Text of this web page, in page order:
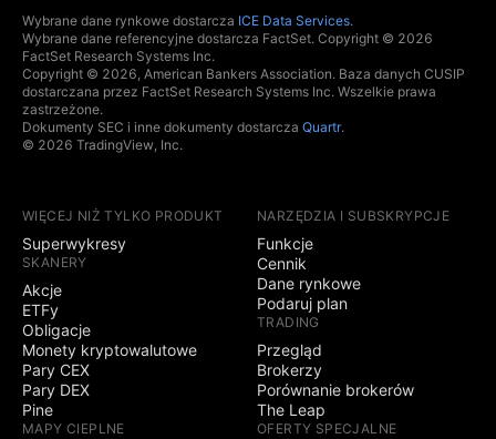
Wybrane dane rynkowe dostarcza ICE Data Services.
Wybrane dane referencyjne dostarcza FactSet. Copyright © 2026
FactSet Research Systems Inc.
Copyright © 2026, American Bankers Association. Baza danych CUSIP
dostarczana przez FactSet Research Systems Inc. Wszelkie prawa
zastrzeżone.
Dokumenty SEC i inne dokumenty dostarcza Quartr.
© 2026 TradingView, Inc.
WIĘCEJ NIŻ TYLKO PRODUKT
Superwykresy
SKANERY
Akcje
ETFy
Obligacje
Monety kryptowalutowe
Pary CEX
Pary DEX
Pine
MAPY CIEPLNE
NARZĘDZIA I SUBSKRYPCJE
Funkcje
Cennik
Dane rynkowe
Podaruj plan
TRADING
Przegląd
Brokerzy
Porównanie brokerów
The Leap
OFERTY SPECJALNE